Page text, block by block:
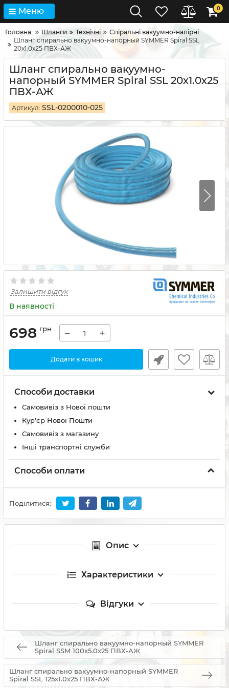
Меню 0
Головна Шланги Технічні
Спіральні вакуумно-напірні
Шланг спирально вакуумно-напорный SYMMER Spiral SSL
20х1.0х25 ПВХ-АЖ
Шланг спирально вакуумно-
напорный SYMMER Spiral SSL 20х1.0х25
ПВХ-АЖ
Артикул: SSL-0200010-025
Залишити відгук
В наявності
698 грн − +
Додати в кошик
Способи доставки
Самовивіз з Нової пошти
Кур'єр Нової Пошти
Самовивіз з магазину
Інші транспортні служби
Способи оплати
Поділитися:
Опис
Характеристики
Відгуки
Шланг спирально вакуумно-напорный SYMMER
Spiral SSM 100х5.0х25 ПВХ-АЖ
Шланг спирально вакуумно-напорный SYMMER
Spiral SSL 125х1.0х25 ПВХ-АЖ